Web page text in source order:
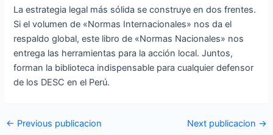
La estrategia legal más sólida se construye en dos frentes.
Si el volumen de «Normas Internacionales» nos da el
respaldo global, este libro de «Normas Nacionales» nos
entrega las herramientas para la acción local. Juntos,
forman la biblioteca indispensable para cualquier defensor
de los DESC en el Perú.
← Previous publicacion Next publicacion →